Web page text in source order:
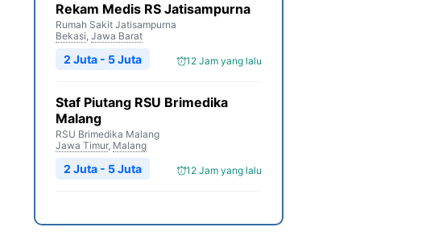
Rekam Medis RS Jatisampurna
Rumah Sakit Jatisampurna
Bekasi, Jawa Barat
12 Jam yang lalu
2 Juta - 5 Juta
Staf Piutang RSU Brimedika
Malang
RSU Brimedika Malang
Jawa Timur, Malang
12 Jam yang lalu
2 Juta - 5 Juta